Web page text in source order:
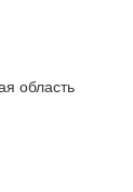
область